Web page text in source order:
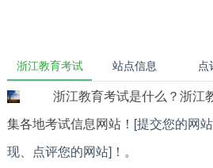
浙江教育考试 站点信息 点
浙江教育考试是什么？浙江
集各地考试信息网站！ [提交您的网
现、点评您的网站]！ 。